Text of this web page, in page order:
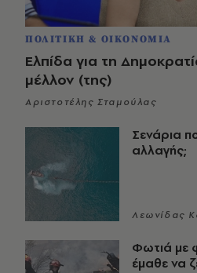
ΠΟΛΙΤΙΚΗ & ΟΙΚΟΝΟΜΙΑ
Ελπίδα για τη
μέλλον (της)
Αριστοτέλης Σταμούλας
Σενάρια
αλλαγής;
Λεωνίδας
Φωτιά με
έμαθε να